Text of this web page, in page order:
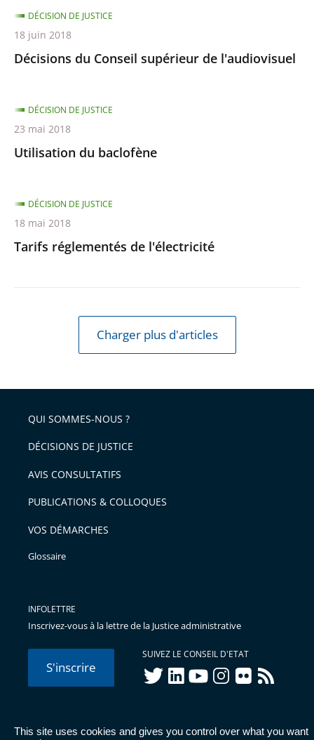
This site uses cookies and gives you control over what you want
Décisions du Conseil supérieur de l'audiovisuel
DÉCISION DE JUSTICE
18 juin 2018
Utilisation du baclofène
DÉCISION DE JUSTICE
23 mai 2018
Tarifs réglementés de l'électricité
DÉCISION DE JUSTICE
18 mai 2018
Charger plus d'articles
QUI SOMMES-NOUS ?
DÉCISIONS DE JUSTICE
AVIS CONSULTATIFS
PUBLICATIONS & COLLOQUES
VOS DÉMARCHES
Glossaire
INFOLETTRE
Inscrivez-vous à la lettre de la Justice administrative
S'inscrire
SUIVEZ LE CONSEIL D'ETAT
twitterlinkedInyoutubeinstagram
flickr rss